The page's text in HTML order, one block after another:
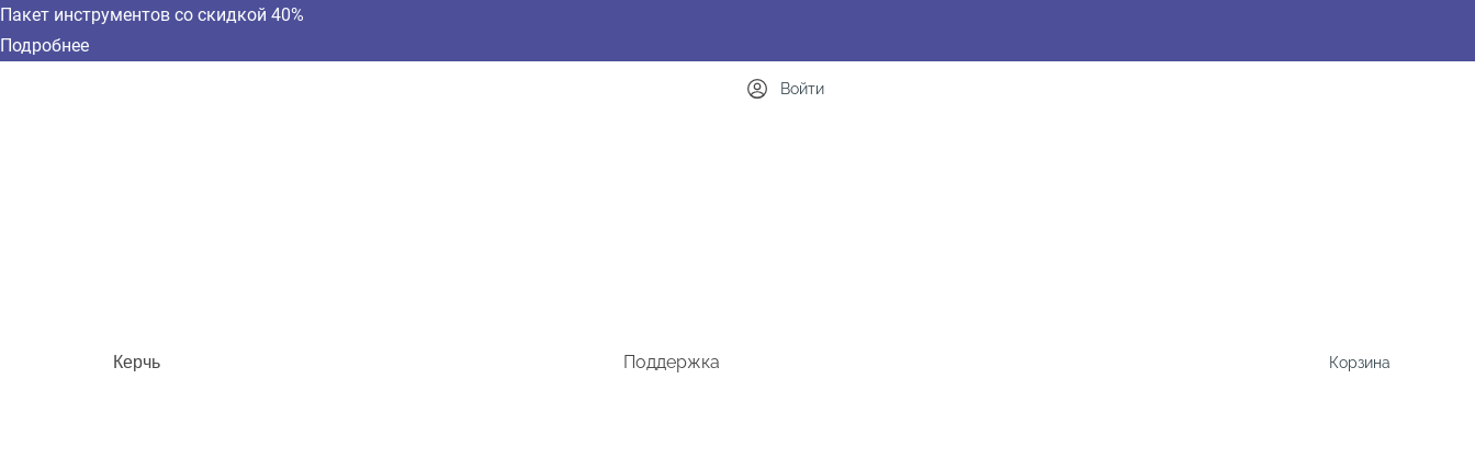
Пакет инструментов со скидкой 40%
Подробнее
Керчь Поддержка
Войти
Корзина